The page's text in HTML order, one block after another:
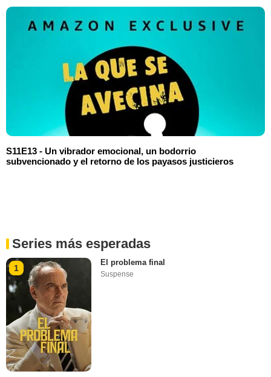
S11E13 - Un vibrador emocional, un bodorrio
subvencionado y el retorno de los payasos justicieros
Series más esperadas
1
El problema final
Suspense